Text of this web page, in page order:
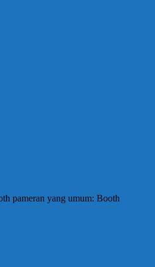
pameran yang umum: Booth